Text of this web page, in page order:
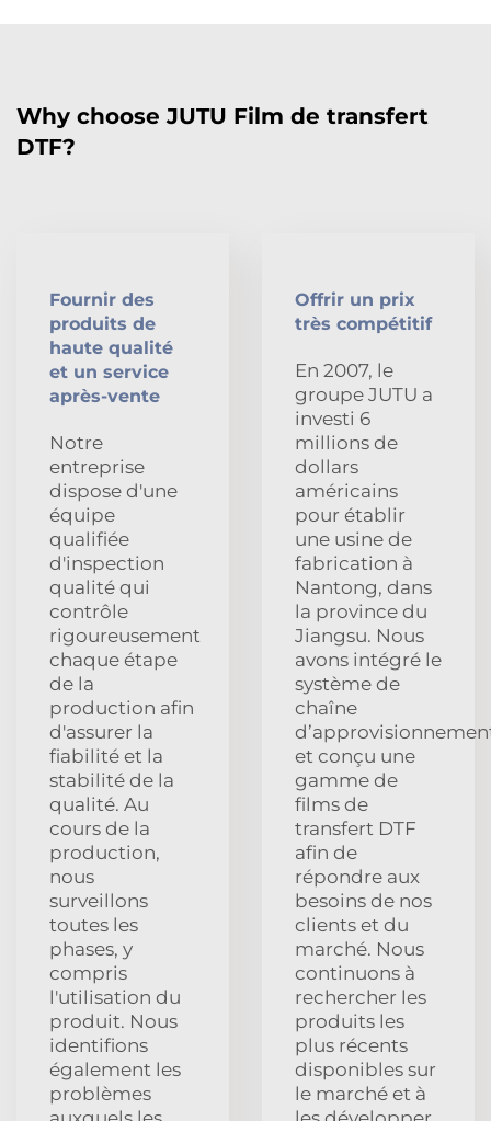
Why choose JUTU Film de transfert
DTF?
Fournir des
produits de
haute qualité
et un service
après-vente
Notre
entreprise
dispose d'une
équipe
qualifiée
d'inspection
qualité qui
contrôle
rigoureusement
chaque étape
de la
production afin
d'assurer la
fiabilité et la
stabilité de la
qualité. Au
cours de la
production,
nous
surveillons
toutes les
phases, y
compris
l'utilisation du
produit. Nous
identifions
également les
problèmes
Offrir un prix
très compétitif
En 2007, le
groupe JUTU a
investi 6
millions de
dollars
américains
pour établir
une usine de
fabrication à
Nantong, dans
la province du
Jiangsu. Nous
avons intégré le
système de
chaîne
et conçu une
gamme de
films de
transfert DTF
afin de
répondre aux
besoins de nos
clients et du
marché. Nous
continuons à
rechercher les
produits les
plus récents
disponibles sur
le marché et à